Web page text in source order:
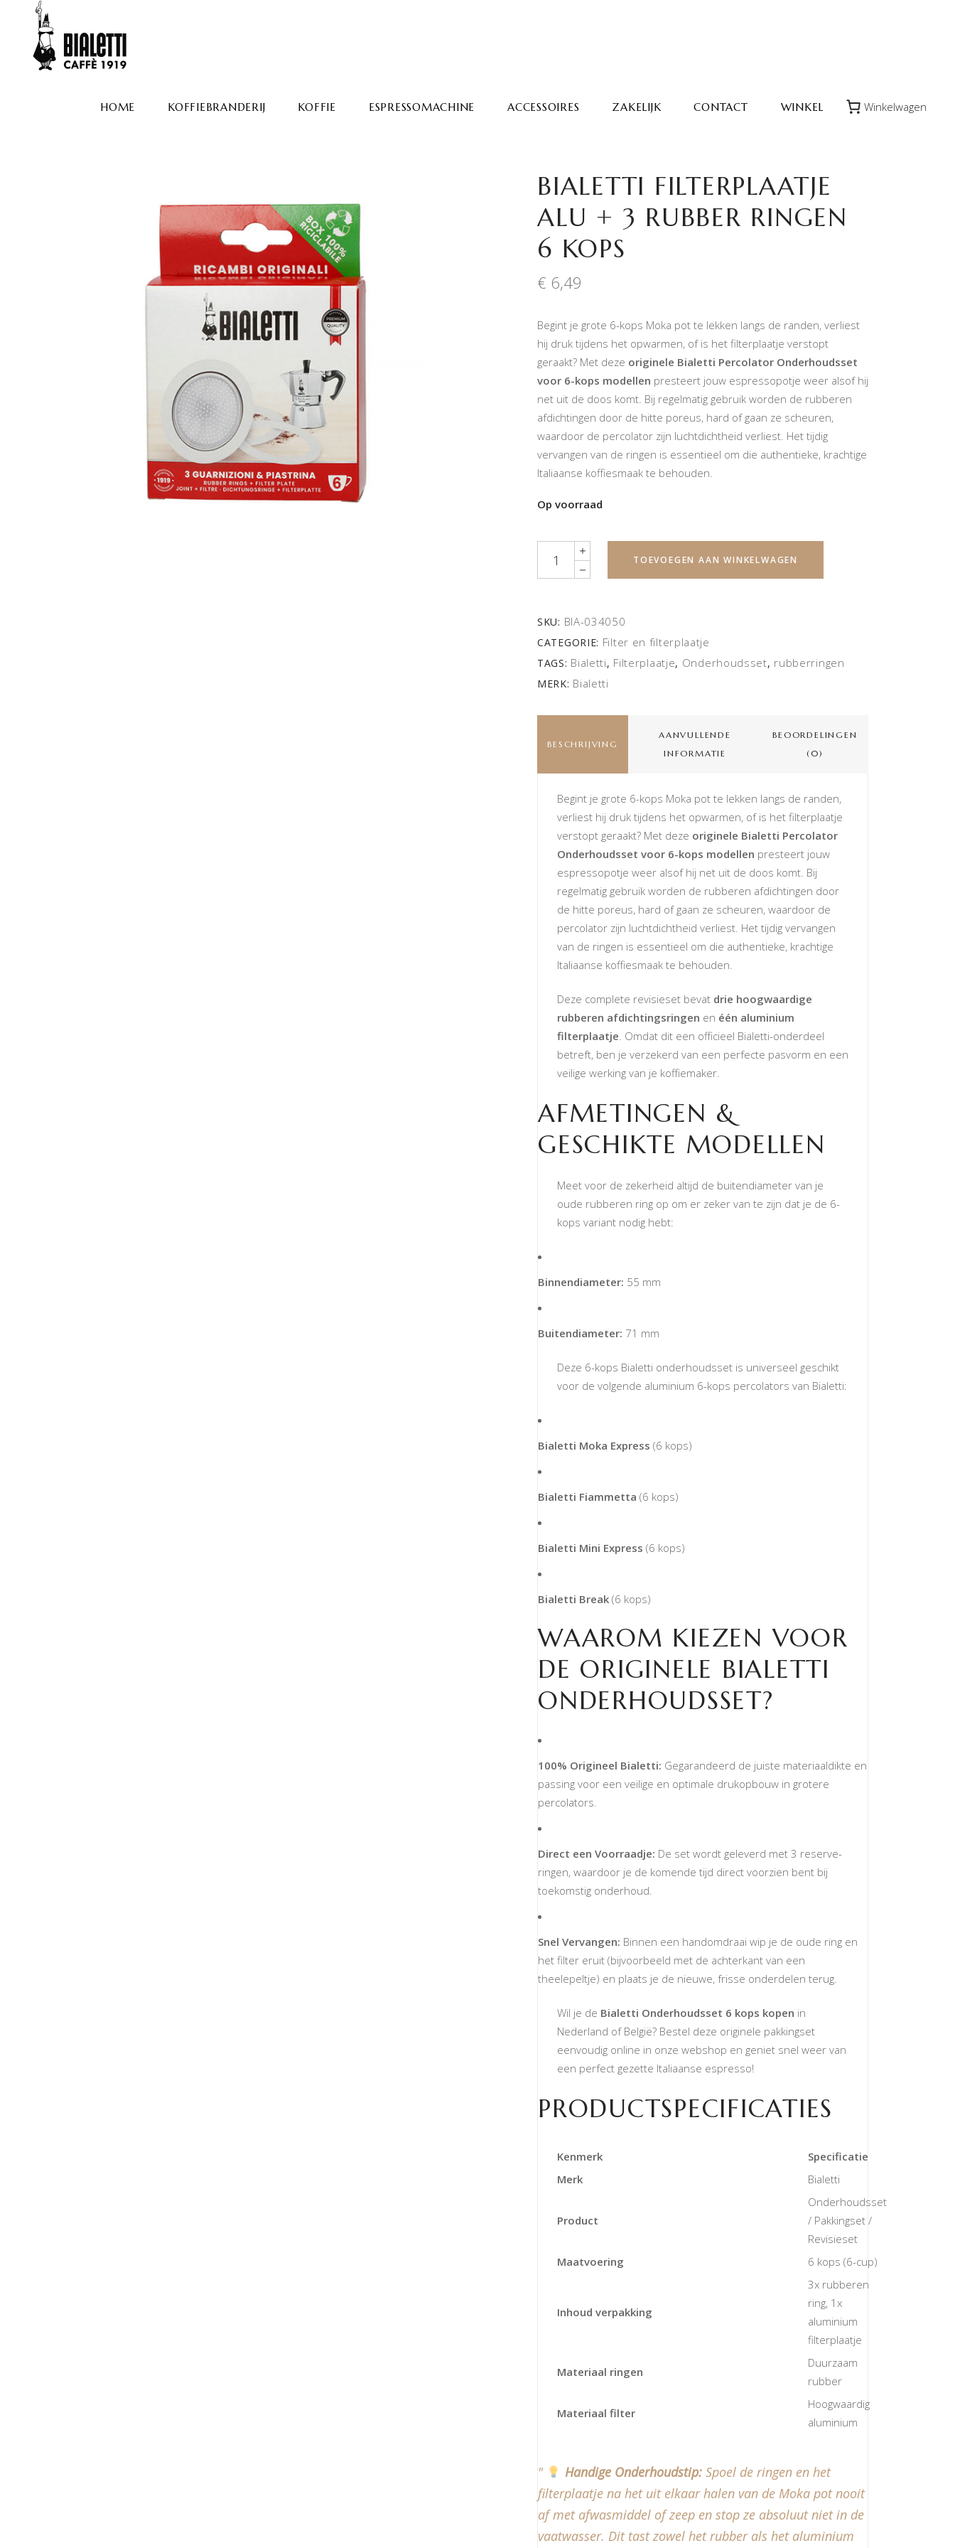
HOME KOFFIEBRANDERIJ KOFFIE ESPRESSOMACHINE ACCESSOIRES ZAKELIJK CONTACT WINKEL Winkelwagen
BIALETTI FILTERPLAATJE
ALU + 3 RUBBER RINGEN
6 KOPS
€ 6,49
Begint je grote 6-kops Moka pot te lekken langs de randen, verliest
hij druk tijdens het opwarmen, of is het filterplaatje verstopt
geraakt? Met deze originele Bialetti Percolator Onderhoudsset
voor 6-kops modellen presteert jouw espressopotje weer alsof hij
net uit de doos komt. Bij regelmatig gebruik worden de rubberen
afdichtingen door de hitte poreus, hard of gaan ze scheuren,
waardoor de percolator zijn luchtdichtheid verliest. Het tijdig
vervangen van de ringen is essentieel om die authentieke, krachtige
Italiaanse koffiesmaak te behouden.
Op voorraad
TOEVOEGEN AAN WINKELWAGEN
SKU: BIA-034050
CATEGORIE: Filter en filterplaatje
TAGS: Bialetti, Filterplaatje, Onderhoudsset, rubberringen
MERK: Bialetti
BESCHRIJVING
AANVULLENDE
INFORMATIE
BEOORDELINGEN
(0)
Begint je grote 6-kops Moka pot te lekken langs de randen,
verliest hij druk tijdens het opwarmen, of is het filterplaatje
verstopt geraakt? Met deze originele Bialetti Percolator
Onderhoudsset voor 6-kops modellen presteert jouw
espressopotje weer alsof hij net uit de doos komt. Bij
regelmatig gebruik worden de rubberen afdichtingen door
de hitte poreus, hard of gaan ze scheuren, waardoor de
percolator zijn luchtdichtheid verliest. Het tijdig vervangen
van de ringen is essentieel om die authentieke, krachtige
Italiaanse koffiesmaak te behouden.
Deze complete revisieset bevat drie hoogwaardige
rubberen afdichtingsringen en één aluminium
filterplaatje. Omdat dit een officieel Bialetti-onderdeel
betreft, ben je verzekerd van een perfecte pasvorm en een
veilige werking van je koffiemaker.
AFMETINGEN &
GESCHIKTE MODELLEN
Meet voor de zekerheid altijd de buitendiameter van je
oude rubberen ring op om er zeker van te zijn dat je de 6-
kops variant nodig hebt:
Binnendiameter: 55 mm
Buitendiameter: 71 mm
Deze 6-kops Bialetti onderhoudsset is universeel geschikt
voor de volgende aluminium 6-kops percolators van Bialetti:
Bialetti Moka Express (6 kops)
Bialetti Fiammetta (6 kops)
Bialetti Mini Express (6 kops)
Bialetti Break (6 kops)
WAAROM KIEZEN VOOR
DE ORIGINELE BIALETTI
ONDERHOUDSSET?
100% Origineel Bialetti: Gegarandeerd de juiste materiaaldikte en
passing voor een veilige en optimale drukopbouw in grotere
percolators.
Direct een Voorraadje: De set wordt geleverd met 3 reserve-
ringen, waardoor je de komende tijd direct voorzien bent bij
toekomstig onderhoud.
Snel Vervangen: Binnen een handomdraai wip je de oude ring en
het filter eruit (bijvoorbeeld met de achterkant van een
theelepeltje) en plaats je de nieuwe, frisse onderdelen terug.
Wil je de Bialetti Onderhoudsset 6 kops kopen in
Nederland of België? Bestel deze originele pakkingset
eenvoudig online in onze webshop en geniet snel weer van
een perfect gezette Italiaanse espresso!
PRODUCTSPECIFICATIES
Kenmerk
Specificatie
Merk
Bialetti
Product
Onderhoudsset
/ Pakkingset /
Revisieset
Maatvoering
6 kops (6-cup)
Inhoud verpakking
3x rubberen
ring, 1x
aluminium
filterplaatje
Materiaal ringen
Duurzaam
rubber
Materiaal filter
Hoogwaardig
aluminium
Handige Onderhoudstip:Spoel de ringen en het
filterplaatje na het uit elkaar halen van de Moka potnooit
af met afwasmiddel of zeep en stop ze absoluut niet in de
vaatwasser. Dit tast zowel het rubber als het aluminium